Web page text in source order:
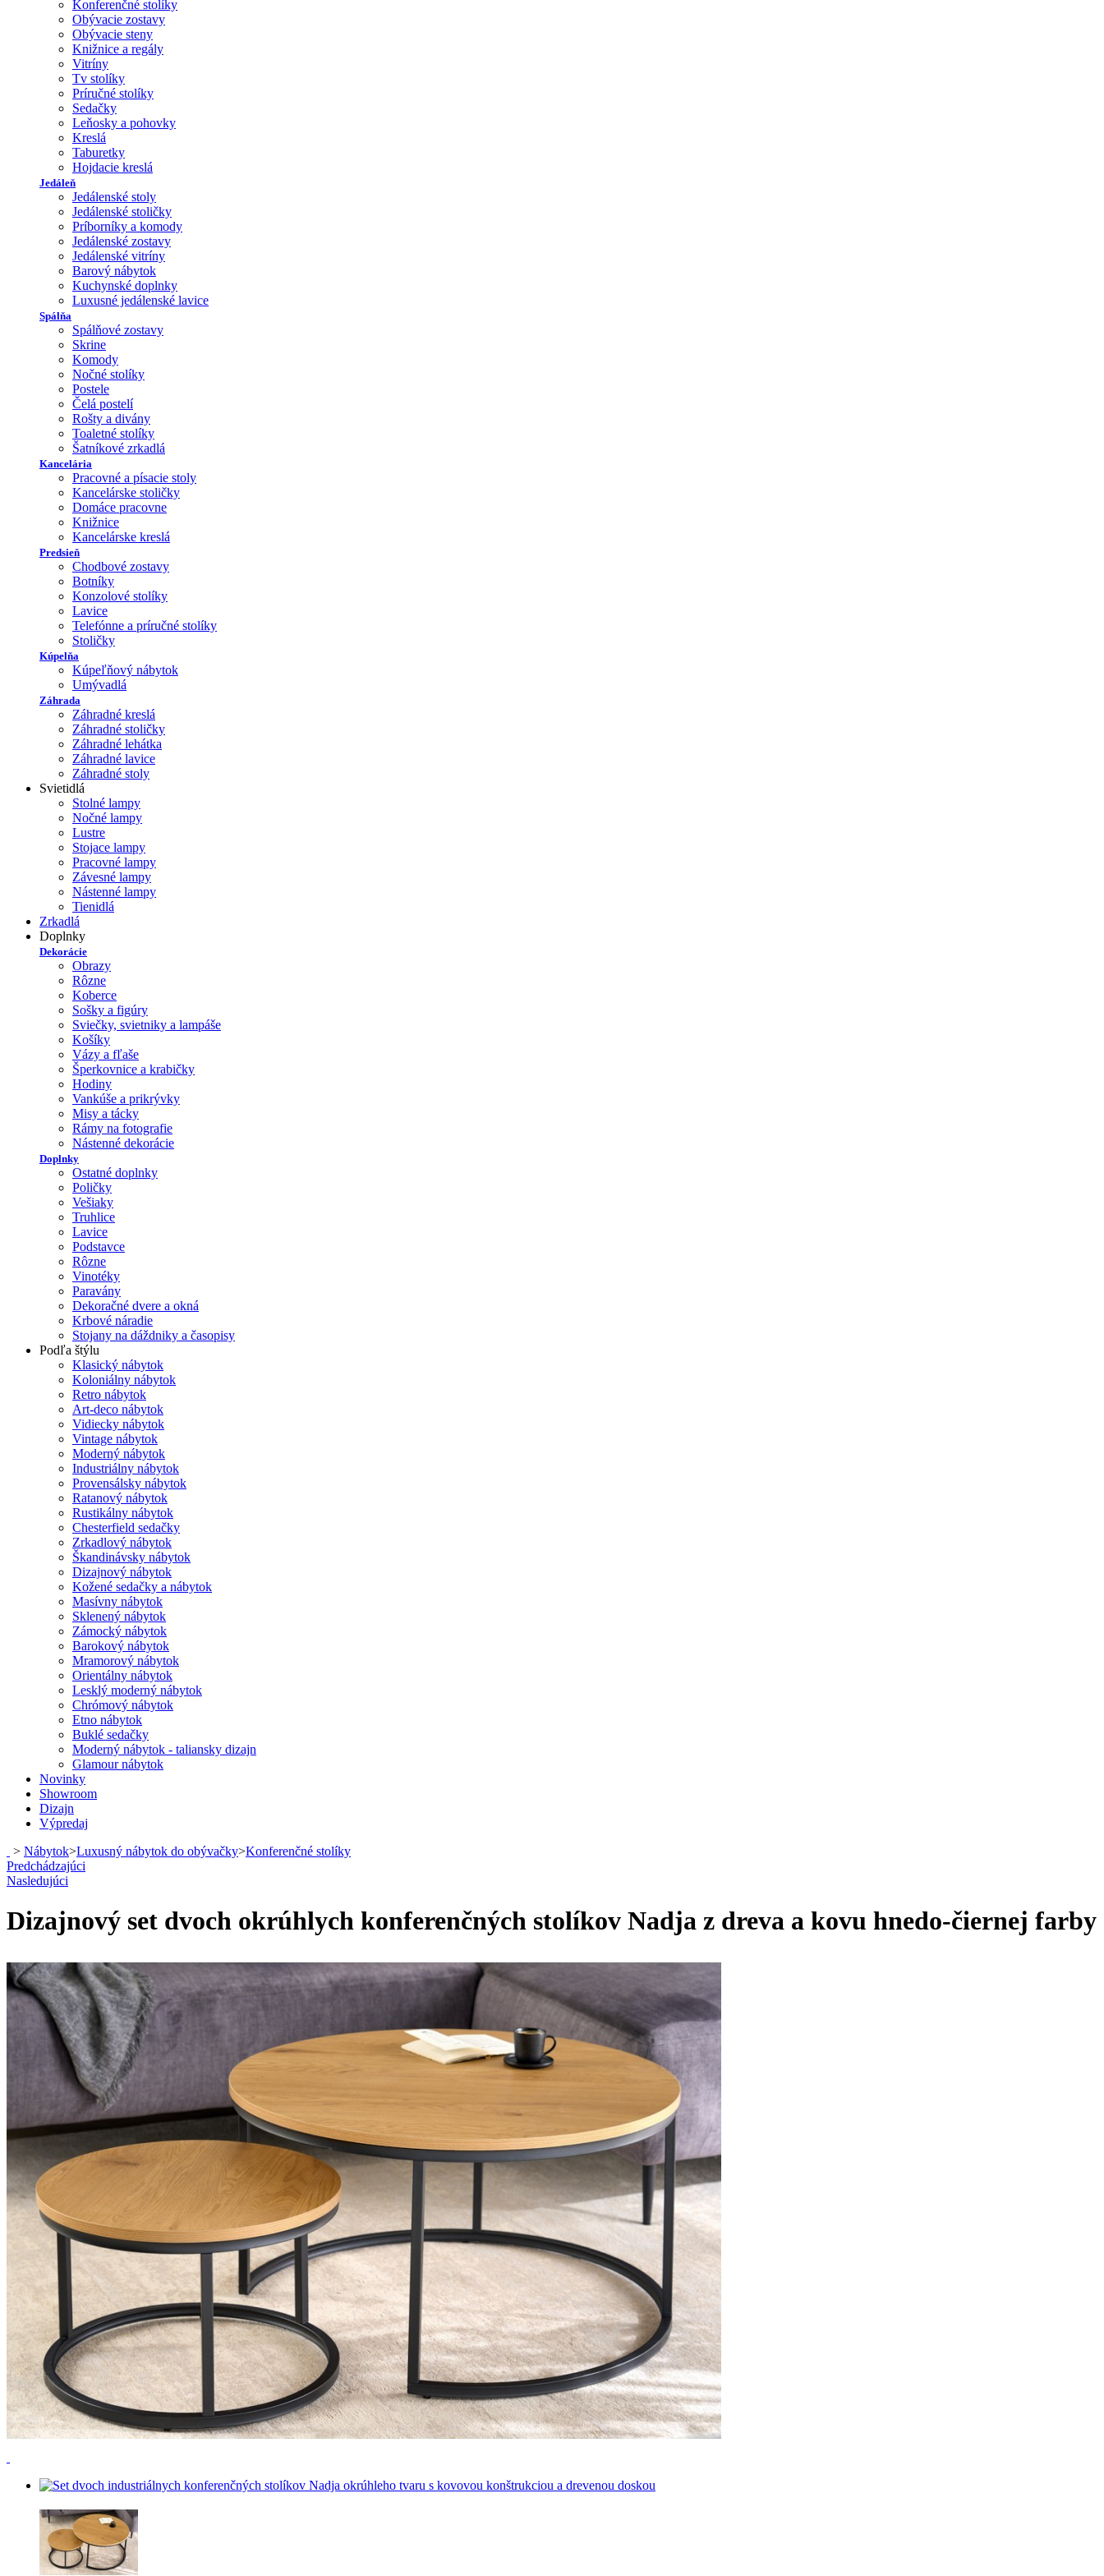
Konferenčné stolíky
Obývacie zostavy
Obývacie steny
Knižnice a regály
Vitríny
Tv stolíky
Príručné stolíky
Sedačky
Leňosky a pohovky
Kreslá
Taburetky
Hojdacie kreslá
Jedáleň
Jedálenské stoly
Jedálenské stoličky
Príborníky a komody
Jedálenské zostavy
Jedálenské vitríny
Barový nábytok
Kuchynské doplnky
Luxusné jedálenské lavice
Spálňa
Spálňové zostavy
Skrine
Komody
Nočné stolíky
Postele
Čelá postelí
Rošty a divány
Toaletné stolíky
Šatníkové zrkadlá
Kancelária
Pracovné a písacie stoly
Kancelárske stoličky
Domáce pracovne
Knižnice
Kancelárske kreslá
Predsieň
Chodbové zostavy
Botníky
Konzolové stolíky
Lavice
Telefónne a príručné stolíky
Stoličky
Kúpelňa
Kúpeľňový nábytok
Umývadlá
Záhrada
Záhradné kreslá
Záhradné stoličky
Záhradné lehátka
Záhradné lavice
Záhradné stoly
Svietidlá
Stolné lampy
Nočné lampy
Lustre
Stojace lampy
Pracovné lampy
Závesné lampy
Nástenné lampy
Tienidlá
Zrkadlá
Doplnky
Dekorácie
Obrazy
Rôzne
Koberce
Sošky a figúry
Sviečky, svietniky a lampáše
Košíky
Vázy a fľaše
Šperkovnice a krabičky
Hodiny
Vankúše a prikrývky
Misy a tácky
Rámy na fotografie
Nástenné dekorácie
Doplnky
Ostatné doplnky
Poličky
Vešiaky
Truhlice
Lavice
Podstavce
Rôzne
Vinotéky
Paravány
Dekoračné dvere a okná
Krbové náradie
Stojany na dáždniky a časopisy
Podľa štýlu
Klasický nábytok
Koloniálny nábytok
Retro nábytok
Art-deco nábytok
Vidiecky nábytok
Vintage nábytok
Moderný nábytok
Industriálny nábytok
Provensálsky nábytok
Ratanový nábytok
Rustikálny nábytok
Chesterfield sedačky
Zrkadlový nábytok
Škandinávsky nábytok
Dizajnový nábytok
Kožené sedačky a nábytok
Masívny nábytok
Sklenený nábytok
Zámocký nábytok
Barokový nábytok
Mramorový nábytok
Orientálny nábytok
Lesklý moderný nábytok
Chrómový nábytok
Etno nábytok
Buklé sedačky
Moderný nábytok - taliansky dizajn
Glamour nábytok
Novinky
Showroom
Dizajn
Výpredaj
> Nábytok>Luxusný nábytok do obývačky>Konferenčné stolíky
Predchádzajúci
Nasledujúci
Dizajnový set dvoch okrúhlych konferenčných stolíkov Nadja z dreva a kovu hnedo-čiernej farby